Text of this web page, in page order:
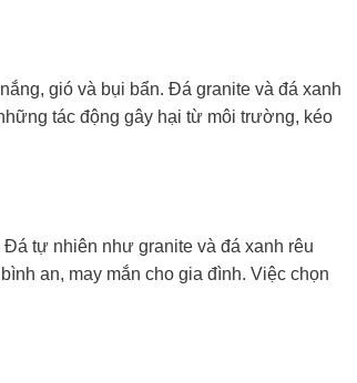
gió và bụi bẩn. Đá granite và đá xanh
tác động gây hại từ môi trường, kéo
tự nhiên như granite và đá xanh rêu
an, may mắn cho gia đình. Việc chọn